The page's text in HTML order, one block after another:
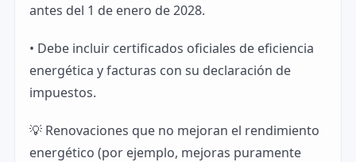
antes del 1 de enero de 2028.
• Debe incluir certificados oficiales de eficiencia
energética y facturas con su declaración de
impuestos.
💡 Renovaciones que no mejoran el rendimiento
energético (por ejemplo, mejoras puramente